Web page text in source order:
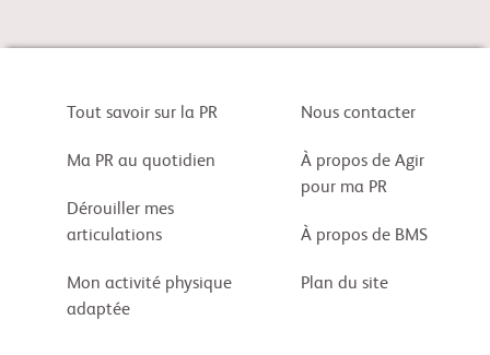
Tout savoir sur la PR
Ma PR au quotidien
Dérouiller mes
articulations
Mon activité physique
adaptée
Nous contacter
À propos de Agir
pour ma PR
À propos de BMS
Plan du site